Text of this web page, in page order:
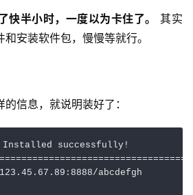
快半小时，一度以为卡住了。
其实
安装软件包，慢慢等就行。
信息，就说明装好了：
Installed successfully!
abcdefgh